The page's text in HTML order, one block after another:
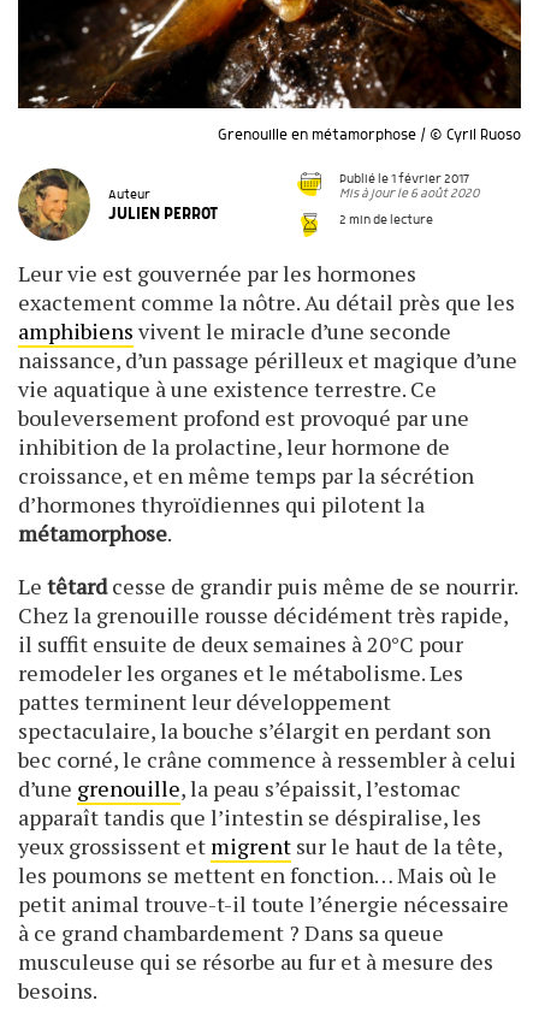
Grenouille en métamorphose / © Cyril Ruoso
Auteur
JULIEN PERROT
Publié le 1 février 2017
Mis à jour le 6 août 2020
2 min de lecture
Leur vie est gouvernée par les hormones
exactement comme la nôtre. Au détail près que les
amphibiens vivent le miracle d’une seconde
naissance, d’un passage périlleux et magique d’une
vie aquatique à une existence terrestre. Ce
bouleversement profond est provoqué par une
inhibition de la prolactine, leur hormone de
croissance, et en même temps par la sécrétion
d’hormones thyroïdiennes qui pilotent la
métamorphose.
Le têtardcesse de grandir puis même de se nourrir.
Chez la grenouille rousse décidément très rapide,
il suffit ensuite de deux semaines à 20°C pour
remodeler les organes et le métabolisme. Les
pattes terminent leur développement
spectaculaire, la bouche s’élargit en perdant son
bec corné, le crâne commence à ressembler à celui
d’une grenouille, la peau s’épaissit, l’estomac
apparaît tandis que l’intestin se déspiralise, les
yeux grossissent et migrent sur le haut de la tête,
les poumons se mettent en fonction… Mais où le
petit animal trouve-t-il toute l’énergie nécessaire
à ce grand chambardement ? Dans sa queue
musculeuse qui se résorbe au fur et à mesure des
besoins.